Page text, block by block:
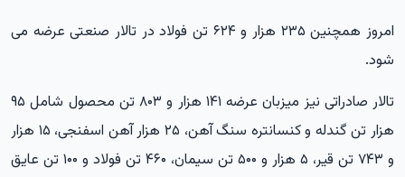
امروز همچنین ۲۳۵ هزار و ۶۲۴ تن فولاد در تالار صنعتی عرضه می
شود.
تالار صادراتی نیز میزبان عرضه ۱۴۱ هزار و ۸۰۳ تن محصول شامل ۹۵
هزار تن گندله و کنسانتره سنگ آهن، ۲۵ هزار آهن اسفنجی، ۱۵ هزار
و ۷۴۳ تن قیر، ۵ هزار و ۵۰۰ تن سیمان، ۴۶۰ تن فولاد و ۱۰۰ تن عایق